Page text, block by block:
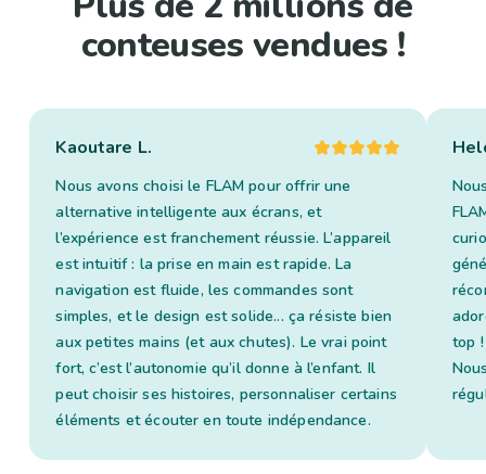
conteuses vendues !
Kaoutare L.
Nous avons choisi le FLAM pour offrir une
alternative intelligente aux écrans, et
l’expérience est franchement réussie. L’appareil
est intuitif : la prise en main est rapide. La
navigation est fluide, les commandes sont
simples, et le design est solide... ça résiste bien
aux petites mains (et aux chutes). Le vrai point
fort, c’est l’autonomie qu’il donne à l’enfant. Il
peut choisir ses histoires, personnaliser certains
éléments et écouter en toute indépendance.
top